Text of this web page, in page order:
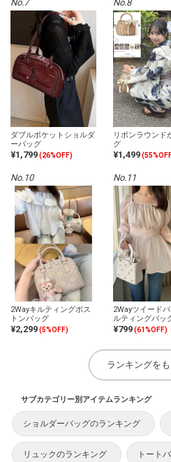
No.7
ダブルポケットショルダ
ーバッグ
¥1,799(26%OFF)
No.8
リボンラウンド
グ
¥1,499
No.10
2Wayキルティングボス
トンバッグ
¥2,299(5%OFF)
No.11
2Wayツイード
ルティングバッ
¥799 (61%OFF)
ランキングを
サブカテゴリー別アイテムランキング
ショルダーバッグのランキング
リュックのランキング トート